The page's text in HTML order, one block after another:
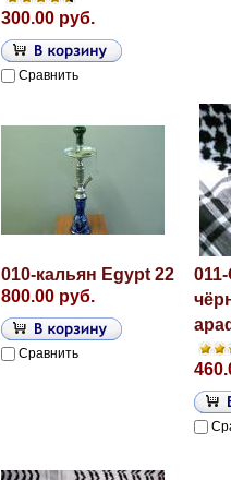
300.00 руб.
Сравнить
010-кальян Egypt 22
800.00 руб.
Сравнить